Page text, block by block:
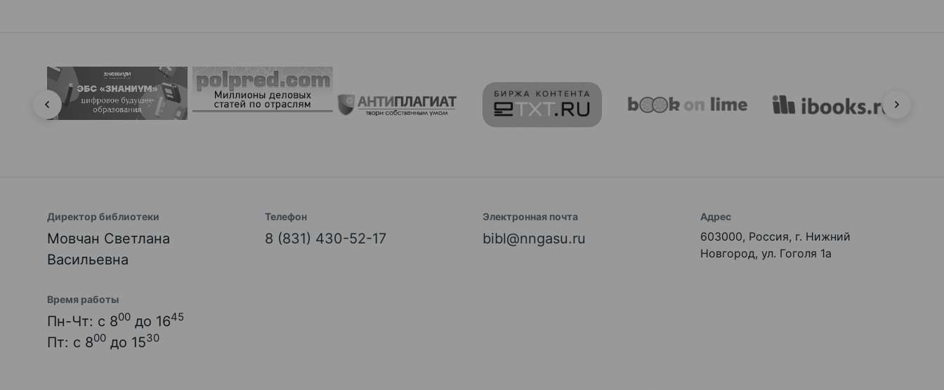
Директор библиотеки
Мовчан Светлана
Васильевна
Телефон
8 (831) 430-52-17
Электронная почта
bibl@nngasu.ru
Адрес
603000, Россия, г. Нижний
Новгород, ул. Гоголя 1а
Время работы
Пн-Чт: с 800 до 1645
Пт: с 800 до 1530